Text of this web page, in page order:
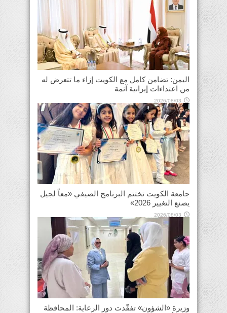
اليمن: تضامن كامل مع الكويت إزاء ما تتعرض له
من اعتداءات إيرانية آثمة
2026/08/03
جامعة الكويت تختتم البرنامج الصيفي «معاً لجيل
يصنع التغيير 2026»
2026/08/03
وزيرة «الشؤون» تفقّدت دور الرعاية: المحافظة